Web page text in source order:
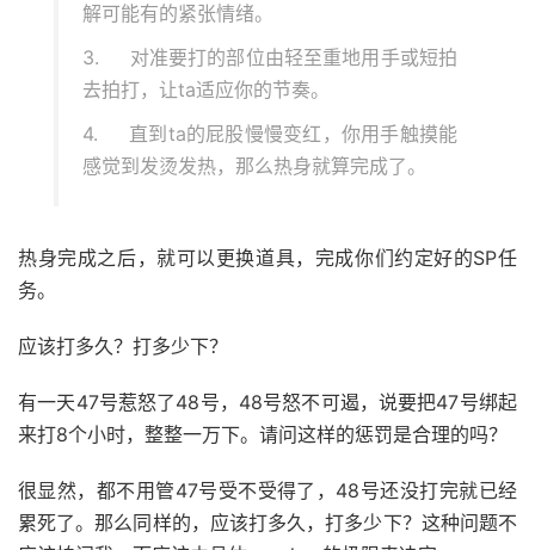
解可能有的紧张情绪。
3. 对准要打的部位由轻至重地用手或短拍
去拍打，让ta适应你的节奏。
4. 直到ta的屁股慢慢变红，你用手触摸能
感觉到发烫发热，那么热身就算完成了。
热身完成之后，就可以更换道具，完成你们约定好的SP任
务。
应该打多久？打多少下？
有一天47号惹怒了48号，48号怒不可遏，说要把47号绑起
来打8个小时，整整一万下。请问这样的惩罚是合理的吗？
很显然，都不用管47号受不受得了，48号还没打完就已经
累死了。那么同样的，应该打多久，打多少下？这种问题不